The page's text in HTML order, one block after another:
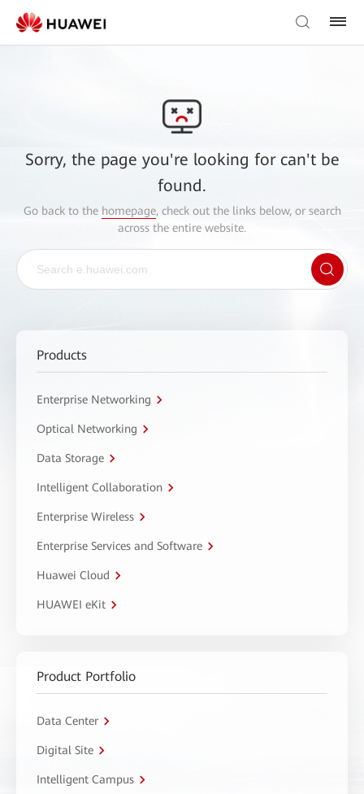
Sorry, the page you're looking for can't be
found.
Go back to the homepage, check out the links below, or search
across the entire website.
Products
Enterprise Networking
Optical Networking
Data Storage
Intelligent Collaboration
Enterprise Wireless
Enterprise Services and Software
Huawei Cloud
HUAWEI eKit
Product Portfolio
Data Center
Digital Site
Intelligent Campus